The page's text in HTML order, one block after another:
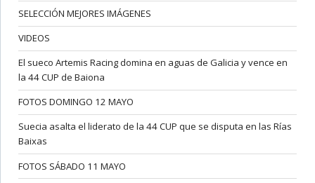
SELECCIÓN MEJORES IMÁGENES
VIDEOS
El sueco Artemis Racing domina en aguas de Galicia y vence en
la 44 CUP de Baiona
FOTOS DOMINGO 12 MAYO
Suecia asalta el liderato de la 44 CUP que se disputa en las Rías
Baixas
FOTOS SÁBADO 11 MAYO